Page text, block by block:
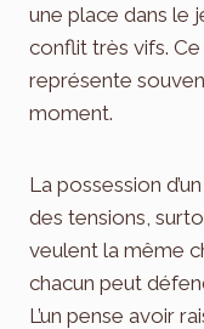
une place dans le
conflit très vifs. Ce
représente
moment.
La possession
des tensions,
veulent la même
chacun peut
L’un pense avoir